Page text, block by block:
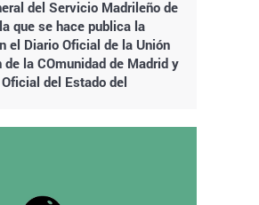
del Servicio Madrileño de
que se hace publica la
el Diario Oficial de la Unión
de la COmunidad de Madrid y
del Estado del